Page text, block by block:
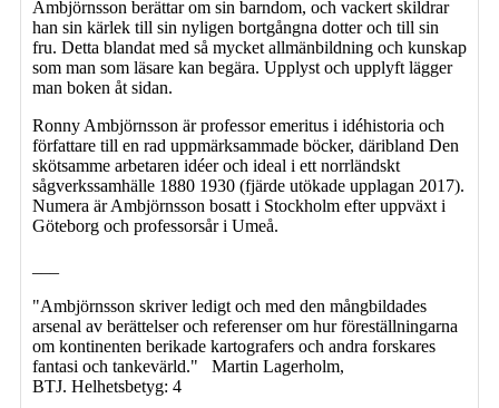
Ambjörnsson berättar om sin barndom, och vackert skildrar
han sin kärlek till sin nyligen bortgångna dotter och till sin
fru. Detta blandat med så mycket allmänbildning och kunskap
som man som läsare kan begära. Upplyst och upplyft lägger
man boken åt sidan.
Ronny Ambjörnsson är professor emeritus i idéhistoria och
författare till en rad uppmärksammade böcker, däribland Den
skötsamme arbetaren idéer och ideal i ett norrländskt
sågverkssamhälle 1880 1930 (fjärde utökade upplagan 2017).
Numera är Ambjörnsson bosatt i Stockholm efter uppväxt i
Göteborg och professorsår i Umeå.
"Ambjörnsson skriver ledigt och med den mångbildades
arsenal av berättelser och referenser om hur föreställningarna
om kontinenten berikade kartografers och andra forskares
fantasi och tankevärld." Martin Lagerholm,
BTJ. Helhetsbetyg: 4